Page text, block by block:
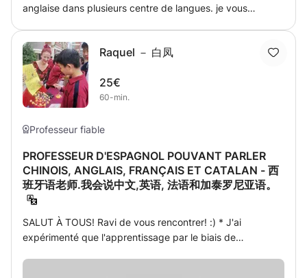
anglaise dans plusieurs centre de langues. je vous
parler librement à l'écrit ou à l'oral, ou pour votre soutien
scolaire. ces cours en ligne sont à distance et individuels
via skype, google meet, zoom, whatsapp, ou messenger
de facebook, avec ou sans caméra, et ils sont de haute
très efficaces. n'hésitez pas à me contacter pour plus
professeur douae
Raquel － 白凤
25€
60-min.
Professeur fiable
PROFESSEUR D'ESPAGNOL POUVANT PARLER
CHINOIS, ANGLAIS, FRANÇAIS ET CATALAN - 西
班牙语老师.我会说中文,英语, 法语和加泰罗尼亚语。
SALUT À TOUS! Ravi de vous rencontrer! :) * J'ai
expérimenté que l'apprentissage par le biais de